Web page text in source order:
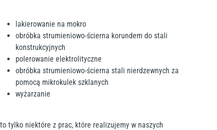
lakierowanie na mokro
obróbka strumieniowo-ścierna korundem do stali
konstrukcyjnych
polerowanie elektrolityczne
obróbka strumieniowo-ścierna stali nierdzewnych za
pomocą mikrokulek szklanych
wyżarzanie
to tylko niektóre z prac, które realizujemy w naszych